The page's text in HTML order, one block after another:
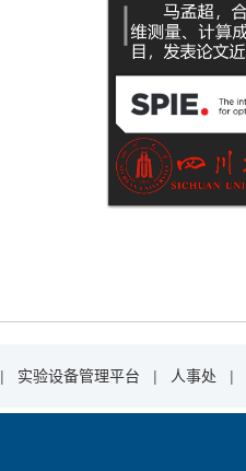
| 实验设备管理平台 | 人事处 |